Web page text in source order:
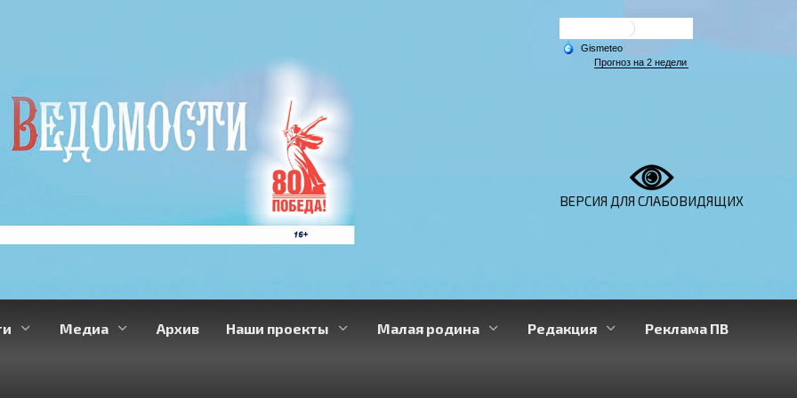
ВЕРСИЯ ДЛЯ СЛАБОВИДЯЩИХ
Медиа Архив Наши проекты Малая родина Редакция Реклама ПВ